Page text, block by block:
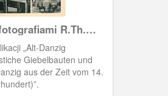
R.Th.
„Alt-Danzig
Giebelbauten und
aus der Zeit vom 14.